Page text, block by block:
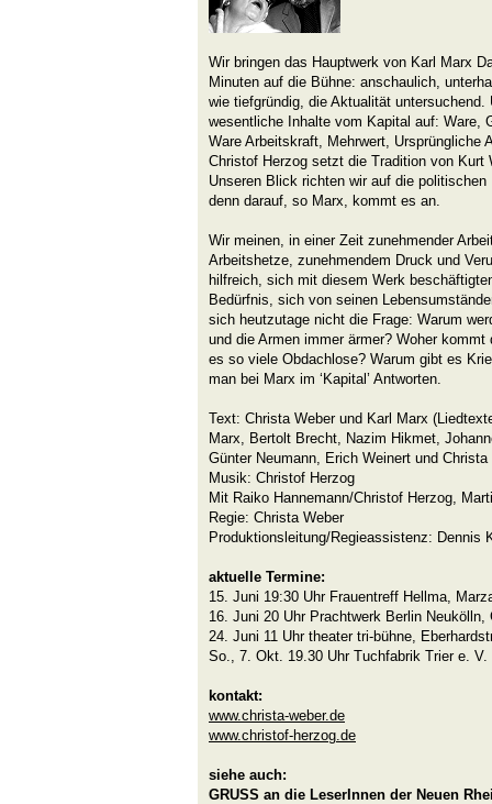
Wir bringen das Hauptwerk von Karl Marx
Minuten auf die Bühne: anschaulich,
wie tiefgründig, die Aktualität
wesentliche Inhalte vom Kapital auf: Ware,
Ware Arbeitskraft, Mehrwert, Ursprüngliche
Christof Herzog setzt die Tradition von Kurt
Unseren Blick richten wir auf die
denn darauf, so Marx, kommt es an.
Wir meinen, in einer Zeit zunehmender
Arbeitshetze, zunehmendem Druck und
hilfreich, sich mit diesem Werk
Bedürfnis, sich von seinen
sich heutzutage nicht die Frage: Warum
und die Armen immer ärmer? Woher
es so viele Obdachlose? Warum gibt es
man bei Marx im ‘Kapital’ Antworten.
Text: Christa Weber und Karl Marx
Marx, Bertolt Brecht, Nazim Hikmet,
Günter Neumann, Erich Weinert und Christa
Musik: Christof Herzog
Mit Raiko Hannemann/Christof Herzog,
Regie: Christa Weber
Produktionsleitung/Regieassistenz: Dennis
aktuelle Termine:
15. Juni 19:30 Uhr Frauentreff Hellma,
16. Juni 20 Uhr Prachtwerk Berlin Neukölln,
24. Juni 11 Uhr theater tri-bühne,
So., 7. Okt. 19.30 Uhr Tuchfabrik Trier e. V.
kontakt:
www.christa-weber.de
www.christof-herzog.de
siehe auch:
GRUSS an die LeserInnen der Neuen